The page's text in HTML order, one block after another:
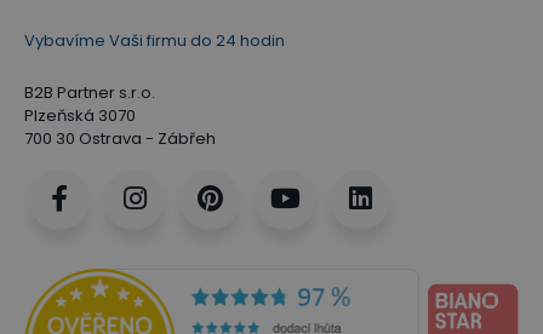
Vybavíme Vaši firmu do 24 hodin
B2B Partner s.r.o.
Plzeňská 3070
700 30 Ostrava - Zábřeh